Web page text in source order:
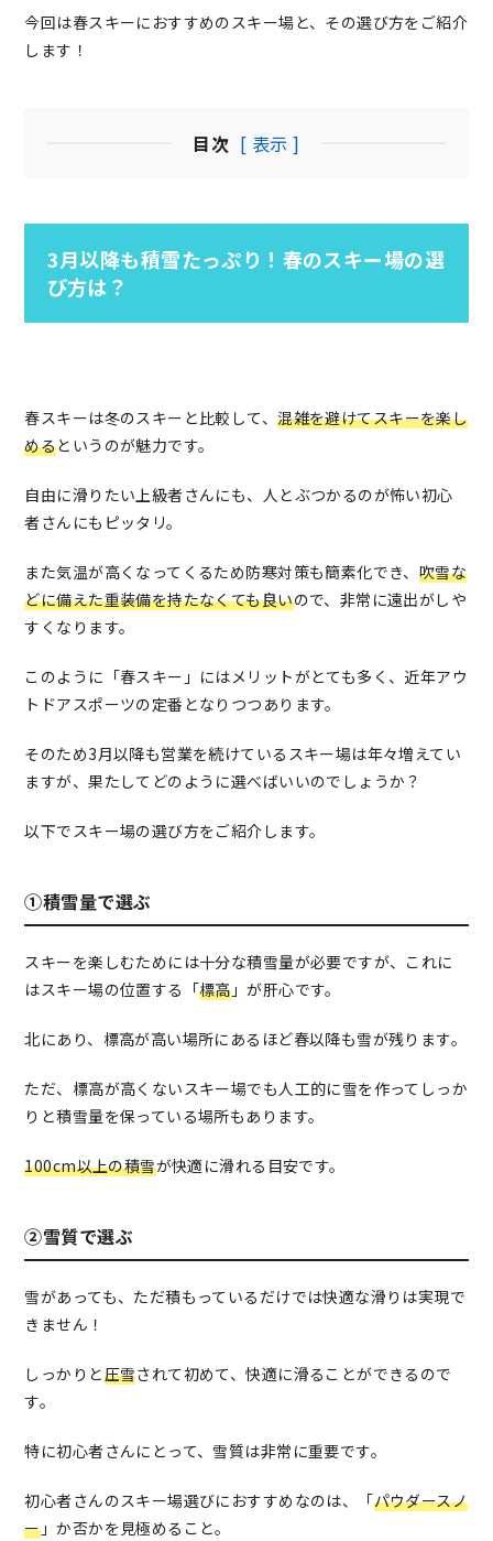
今回は春スキーにおすすめのスキー場と、その選び方をご紹介
します！
目次 [ 表示 ]
3月以降も積雪たっぷり！春のスキー場の選
び方は？
春スキーは冬のスキーと比較して、混雑を避けてスキーを楽し
めるというのが魅力です。
自由に滑りたい上級者さんにも、人とぶつかるのが怖い初心
者さんにもピッタリ。
また気温が高くなってくるため防寒対策も簡素化でき、 吹雪な
どに備えた重装備を持たなくても良いので、非常に遠出がしや
すくなります。
このように「春スキー」にはメリットがとても多く、近年アウ
トドアスポーツの定番となりつつあります。
そのため3月以降も営業を続けているスキー場は年々増えてい
ますが、果たしてどのように選べばいいのでしょうか？
以下でスキー場の選び方をご紹介します。
①積雪量で選ぶ
スキーを楽しむためには十分な積雪量が必要ですが、これに
はスキー場の位置する「標高」が肝心です。
北にあり、標高が高い場所にあるほど春以降も雪が残ります。
ただ、標高が高くないスキー場でも人工的に雪を作ってしっか
りと積雪量を保っている場所もあります。
100cm以上の積雪が快適に滑れる目安です。
②雪質で選ぶ
雪があっても、ただ積もっているだけでは快適な滑りは実現で
きません！
しっかりと圧雪されて初めて、快適に滑ることができるので
す。
特に初心者さんにとって、雪質は非常に重要です。
初心者さんのスキー場選びにおすすめなのは、「パウダースノ
ー」か否かを見極めること。